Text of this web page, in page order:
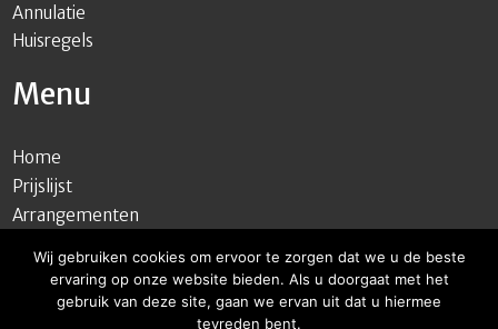
Annulatie
Huisregels
Menu
Home
Prijslijst
Arrangementen
Cadeaubons
Contact
Wij gebruiken cookies om ervoor te zorgen dat we u de beste
ervaring op onze website bieden. Als u doorgaat met het
gebruik van deze site, gaan we ervan uit dat u hiermee
tevreden bent.